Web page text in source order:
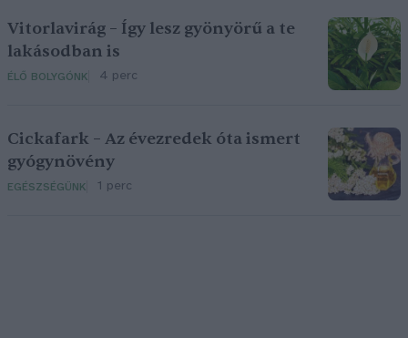
Vitorlavirág – Így lesz gyönyörű a te
lakásodban is
ÉLŐ BOLYGÓNK 4 perc
Cickafark – Az évezredek óta ismert
gyógynövény
EGÉSZSÉGÜNK 1 perc